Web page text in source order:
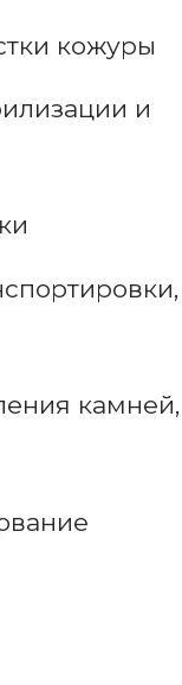
кожуры
и
камней,